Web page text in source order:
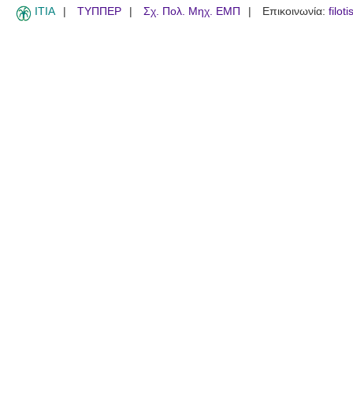
ITIA ΤΥΠΠΕΡ Σχ. Πολ. Μηχ. ΕΜΠ Επικοινωνία: